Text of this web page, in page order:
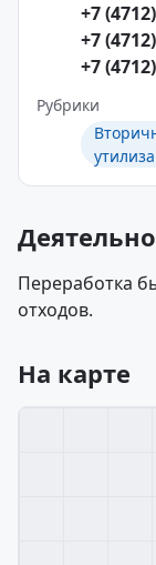
+7
+7
+7
Рубрики
Переработка
отходов.
На карте